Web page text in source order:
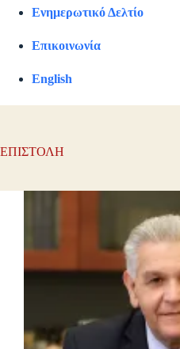
Ενημερωτικό Δελτίο
Επικοινωνία
English
ΕΠΙΣΤΟΛΗ